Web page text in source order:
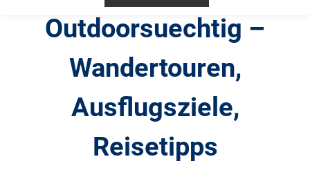
Outdoorsuechtig –
Wandertouren,
Ausflugsziele,
Reisetipps